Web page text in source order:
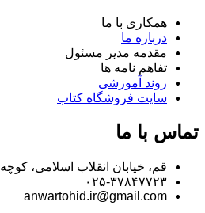
همکاری با ما
درباره ما
مقدمه مدیر مسئول
تفاهم نامه ها
روند آموزشی
سایت فروشگاه کتاب
تماس با ما
قم، خیابان انقلاب اسلامی، کوچه ۴۱، فرعی ۸، پلاک ۸​
۰۲۵-۳۷۸۴۷۷۲۳​
anwartohid.ir@gmail.com​